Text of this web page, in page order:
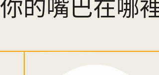
你的嘴巴在哪